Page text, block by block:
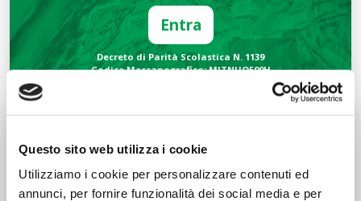
Questo sito web utilizza i cookie
Utilizziamo i cookie per personalizzare contenuti ed
annunci, per fornire funzionalità dei social media e per
Entra
Decreto di Parità Scolastica N. 1139
Codice Meccanografico: MITNUQ500H
Tecnico Tecnologico
Informatico
Integr. Intelligenza artificiale & Robotica
Potenziamento madrelingua Inglese